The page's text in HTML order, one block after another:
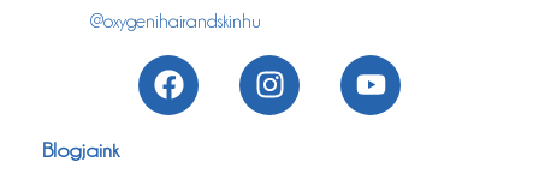
@oxygenihairandskinhu
Blogjaink